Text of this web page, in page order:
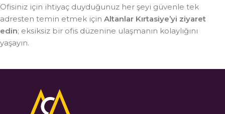
Ofisiniz için ihtiyaç duyduğunuz her şeyi güvenle tek
adresten temin etmek için Altanlar Kırtasiye’yi ziyaret
edin; eksiksiz bir ofis düzenine ulaşmanın kolaylığını
yaşayın.